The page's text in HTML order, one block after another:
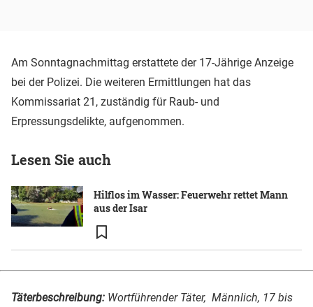
Am Sonntagnachmittag erstattete der 17-Jährige Anzeige
bei der Polizei. Die weiteren Ermittlungen hat das
Kommissariat 21, zuständig für Raub- und
Erpressungsdelikte, aufgenommen.
Lesen Sie auch
Hilflos im Wasser: Feuerwehr rettet Mann
aus der Isar
Täterbeschreibung: Wortführender Täter, Männlich, 17 bis